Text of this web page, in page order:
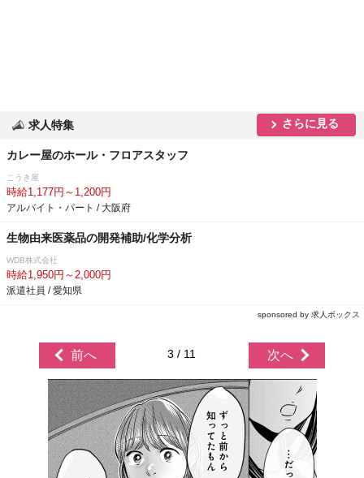
求人特集 さらに見る
カレー屋のホール・フロアスタッフ
こうき屋
時給1,177円～1,200円
アルバイト・パート / 大阪府
生物由来医薬品の開発補助/化学分析
WDB株式会社
時給1,950円～2,000円
派遣社員 / 愛知県
sponsored by 求人ボックス
前へ 3 / 11 次へ